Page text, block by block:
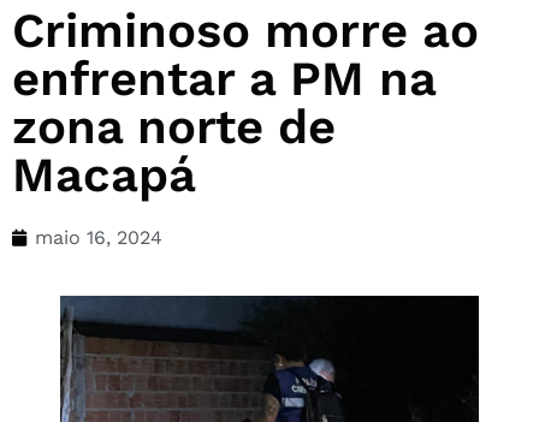
Criminoso morre ao
enfrentar a PM na
zona norte de
Macapá
maio 16, 2024